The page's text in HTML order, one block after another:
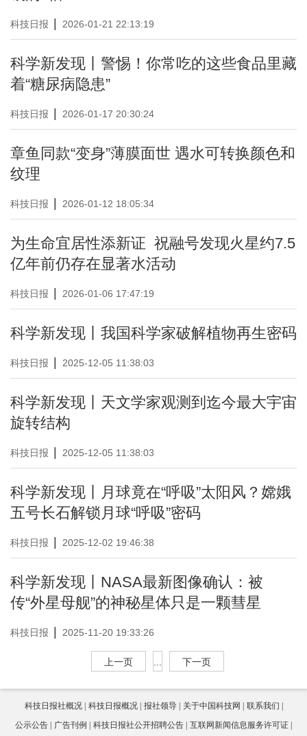
科技日报 2026-01-21 22:13:19
科学新发现丨警惕！你常吃的这些食品里藏
着“糖尿病隐患”
科技日报 2026-01-17 20:30:24
章鱼同款“变身”薄膜面世 遇水可转换颜色和
纹理
科技日报 2026-01-12 18:05:34
为生命宜居性添新证 祝融号发现火星约7.5
亿年前仍存在显著水活动
科技日报 2026-01-06 17:47:19
科学新发现丨我国科学家破解植物再生密码
科技日报 2025-12-05 11:38:03
科学新发现丨天文学家观测到迄今最大宇宙
旋转结构
科技日报 2025-12-05 11:38:03
科学新发现丨月球竟在“呼吸”太阳风？嫦娥
五号长石解锁月球“呼吸”密码
科技日报 2025-12-02 19:46:38
科学新发现丨NASA最新图像确认：被
传“外星母舰”的神秘星体只是一颗彗星
科技日报 2025-11-20 19:33:26
上一页 下一页
科技日报社概况 科技日报概况 报社领导 关于中国科技网
联系我们
公示公告
广告刊例 科技日报社公开招聘公告 互联网新闻信息服务许可证